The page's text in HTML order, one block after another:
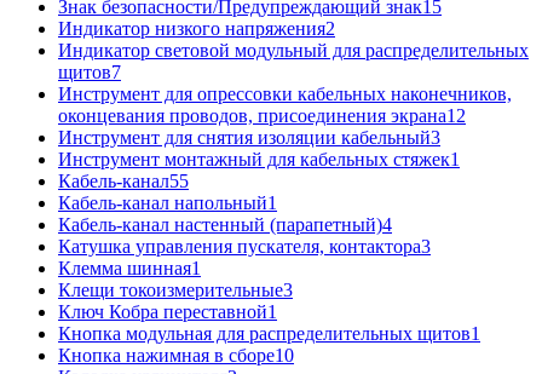
Знак безопасности/Предупреждающий знак15
Индикатор низкого напряжения2
Индикатор световой модульный для распределительных
щитов7
Инструмент для опрессовки кабельных наконечников,
оконцевания проводов, присоединения экрана12
Инструмент для снятия изоляции кабельный3
Инструмент монтажный для кабельных стяжек1
Кабель-канал55
Кабель-канал напольный1
Кабель-канал настенный (парапетный)4
Катушка управления пускателя, контактора3
Клемма шинная1
Клещи токоизмерительные3
Ключ Кобра переставной1
Кнопка модульная для распределительных щитов1
Кнопка нажимная в сборе10